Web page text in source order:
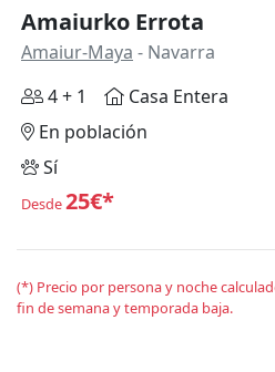
Amaiurko Errota
Amaiur-Maya - Navarra
4 + 1
Casa Entera
En población
Sí
Desde25€*
(*) Precio por persona y noche
fin de semana y temporada baja.